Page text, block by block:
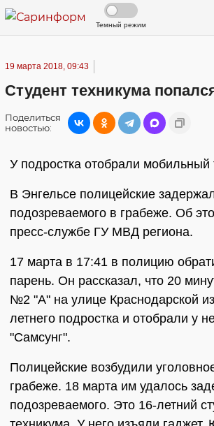
Темный режим
19 марта 2018, 09:43
Студент техникума
Поделиться
новостью:
У подростка отобрали
В Энгельсе полицейские
подозреваемого в грабеже. Об
пресс-службе ГУ МВД региона.
17 марта в 17:41 в полицию
парень. Он рассказал, что 20
№2 "А" на улице Краснодарской
летнего подростка и отобрали у
"Самсунг".
Полицейские возбудили
грабеже. 18 марта им удалось
подозреваемого. Это 16-летний